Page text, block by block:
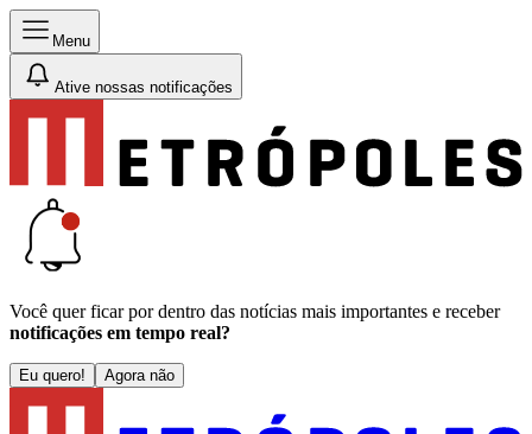
Menu
Ative nossas notificações
Você quer ficar por dentro das notícias mais importantes e receber
notificações em tempo real?
Eu quero! Agora não